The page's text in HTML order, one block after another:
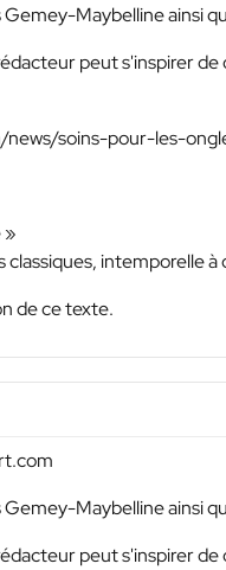
Maybelline ainsi
peut s'inspirer
soins-pour-les-
»
intemporelle à
de ce texte.
Maybelline ainsi
peut s'inspirer